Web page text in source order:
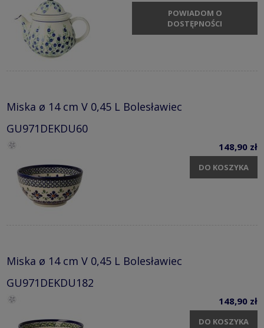
POWIADOM O
DOSTĘPNOŚCI
Miska ø 14 cm V 0,45 L Bolesławiec
GU971DEKDU60
148,90 zł
DO KOSZYKA
Miska ø 14 cm V 0,45 L Bolesławiec
GU971DEKDU182
148,90 zł
DO KOSZYKA